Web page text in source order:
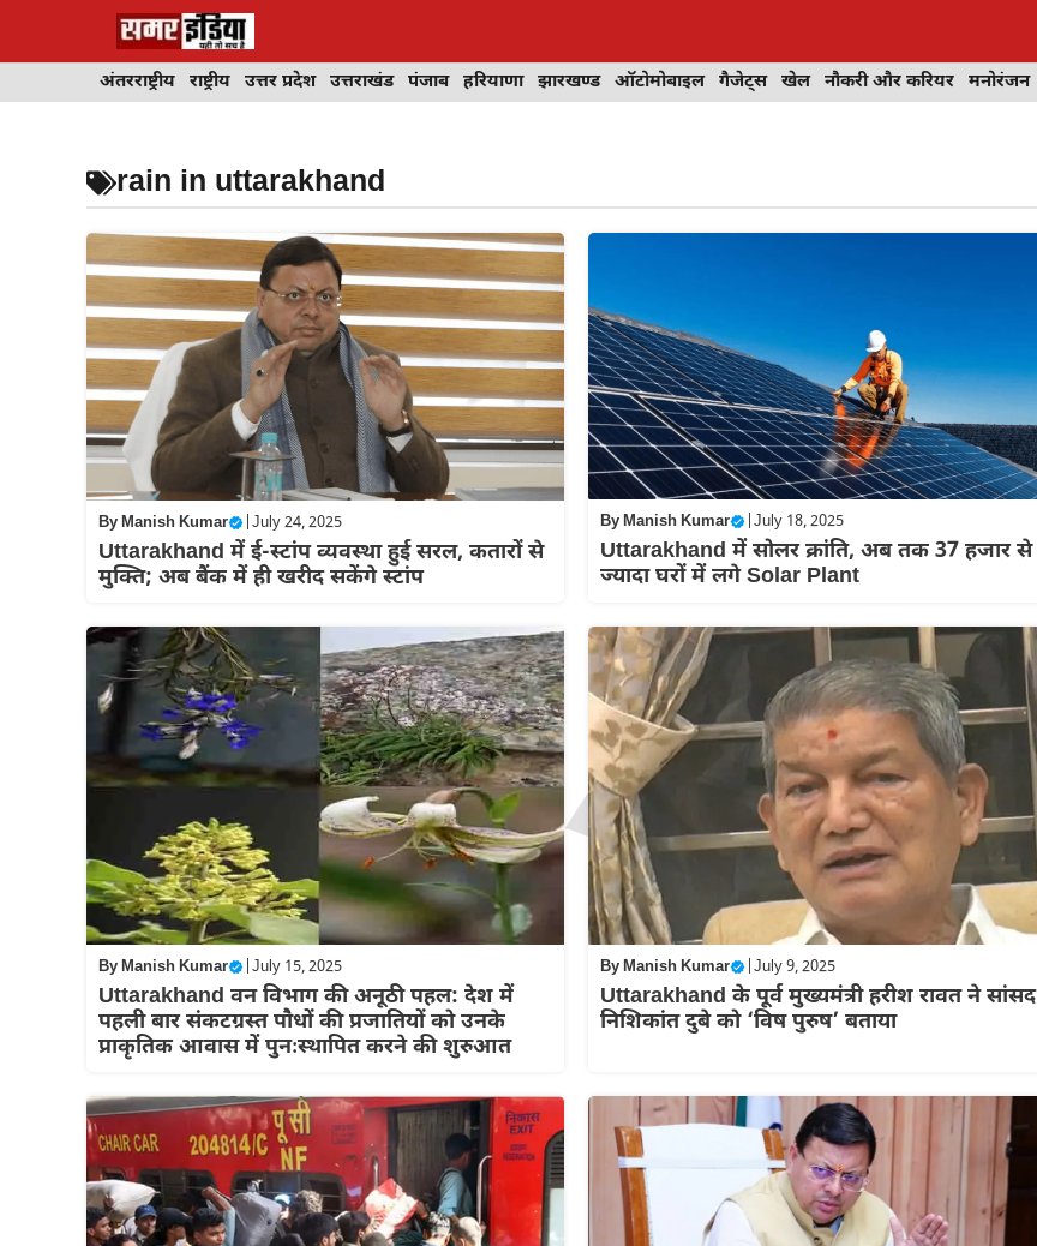
अंतरराष्ट्रीय राष्ट्रीय उत्तर प्रदेश उत्तराखंड पंजाब हरियाणा झारखण्ड ऑटोमोबाइल गैजेट्स खेल नौकरी और करियर मनोरंजन
rain in uttarakhand
ByManish Kumar July 24, 2025
Uttarakhand में ई-स्टांप व्यवस्था हुई सरल, कतारों से
मुक्ति; अब बैंक में ही खरीद सकेंगे स्टांप
ByManish Kumar | July 18, 2025
Uttarakhand में सोलर क्रांति, अब तक 37 हजार से
ज्‍यादा घरों में लगे Solar Plant
ByManish Kumar July 15, 2025
Uttarakhand वन विभाग की अनूठी पहल: देश में
पहली बार संकटग्रस्त पौधों की प्रजातियों को उनके
प्राकृतिक आवास में पुनःस्थापित करने की शुरुआत
ByManish Kumar | July 9, 2025
Uttarakhand के पूर्व मुख्यमंत्री हरीश रावत ने सांसद
निशिकांत दुबे को ‘विष पुरुष’ बताया